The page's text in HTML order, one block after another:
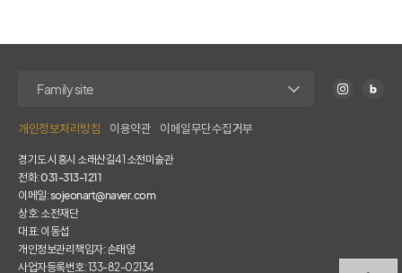
경기도 시흥시 소래산길41 소전미술관
전화:031-313-1211
이메일:sojeonart@naver.com
상호: 소전재단
대표: 이동섭
개인정보관리책임자: 손태영
사업자등록번호: 133-82-02134
개인정보처리방침 이용약관 이메일무단수집거부